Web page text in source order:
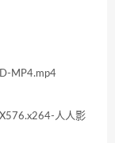
MP4.mp4
人人影